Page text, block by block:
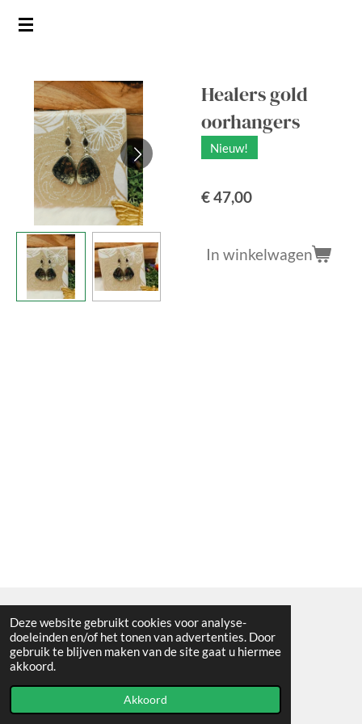
Deze website gebruikt cookies voor analyse-
doeleinden en/of het tonen van advertenties. Door
gebruik te blijven maken van de site gaat u hiermee
akkoord.
Akkoord
Ga
hoofdinhoud
Healers gold
oorhangers
Nieuw!
€ 47,00
In winkelwagen
Algemene voorwaarden
© 2021 - RC en mineralenshop Het vlinderpad